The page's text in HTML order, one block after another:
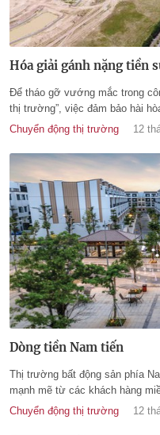
Hóa giải gánh nặng tiền
Để tháo gỡ vướng mắc trong
thị trường”, việc đảm bảo hài
và Nhà nước là vấn đề mấu chốt.
Chuyển động thị trường 12
Dòng tiền Nam tiến
Thị trường bất động sản phía
mạnh mẽ từ các khách hàng
nhỏ lẻ mà đã trở thành một xu
Chuyển động thị trường 12